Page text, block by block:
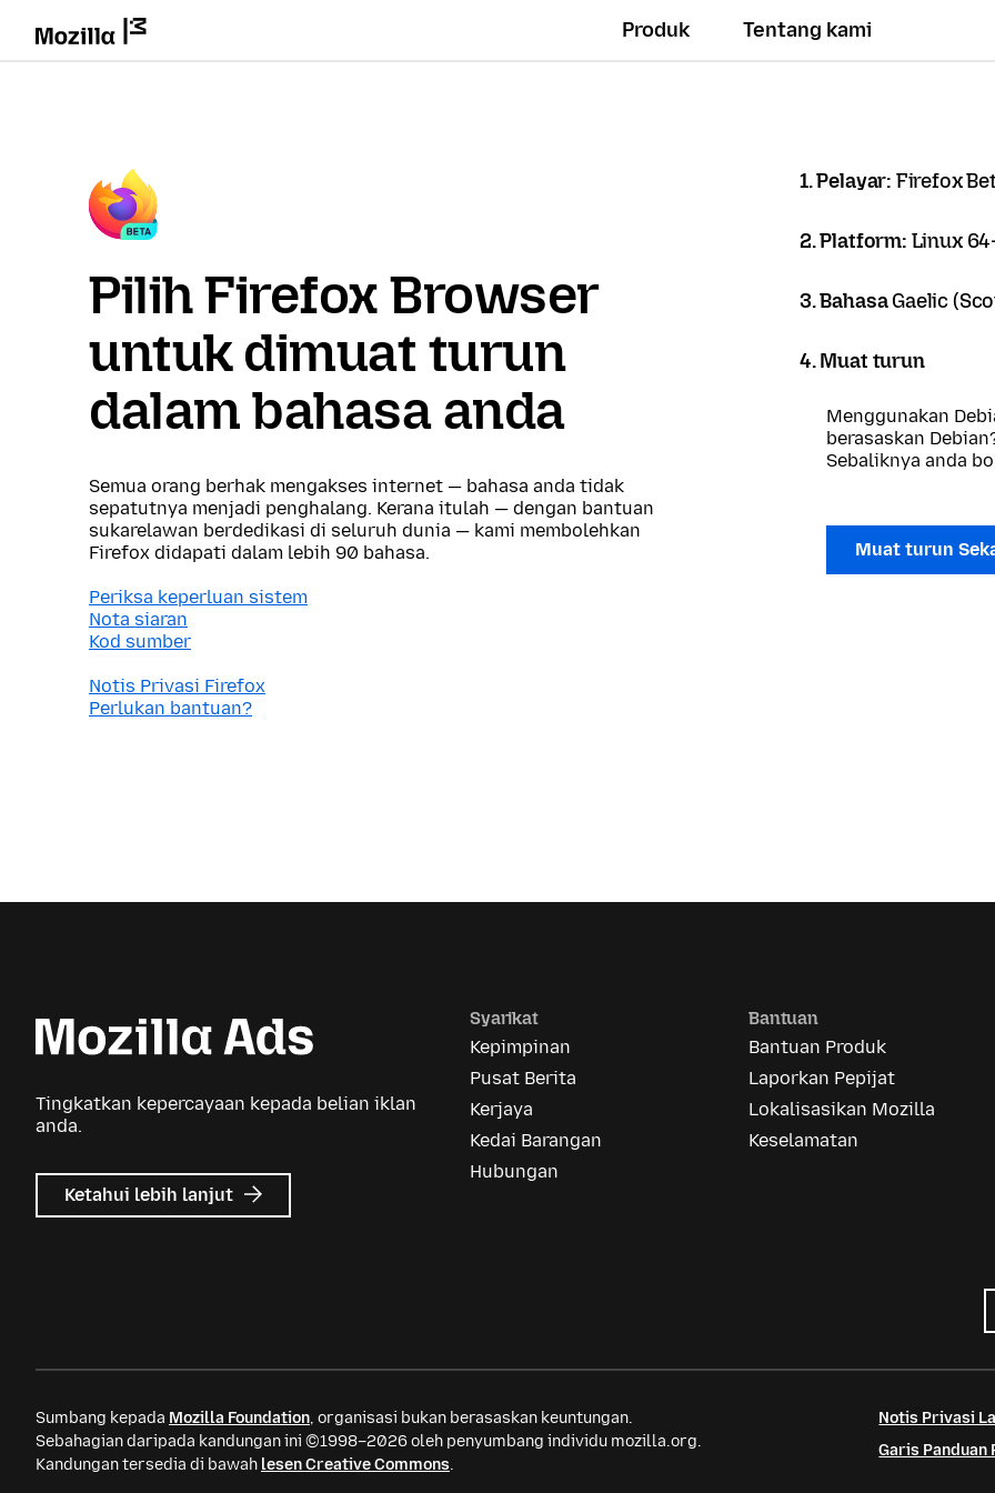
Produk Tentang kami
Pilih Firefox Browser
untuk dimuat turun
dalam bahasa anda
Semua orang berhak mengakses internet — bahasa anda tidak
sepatutnya menjadi penghalang. Kerana itulah — dengan bantuan
sukarelawan berdedikasi di seluruh dunia — kami membolehkan
Firefox didapati dalam lebih 90 bahasa.
Periksa keperluan sistem
Nota siaran
Kod sumber
Notis Privasi Firefox
Perlukan bantuan?
1. Pelayar: Firefox
2. Platform: Linux
3. BahasaGaelic
4. Muat turun
Menggunakan
berasaskan
Sebaliknya anda
Muat turun
Tingkatkan kepercayaan kepada belian iklan
anda.
Ketahui lebih lanjut tentang
Iklan
Syarikat
Kepimpinan
Pusat Berita
Kerjaya
Kedai Barangan
Hubungan
Bantuan
Bantuan Produk
Laporkan Pepijat
Lokalisasikan Mozilla
Keselamatan
Sumbang kepada Mozilla Foundation, organisasi bukan berasaskan keuntungan.
Sebahagian daripada kandungan ini ©1998–2026 oleh penyumbang individu mozilla.org.
Kandungan tersedia di bawah lesen Creative Commons.
Notis Privasi
Garis Panduan